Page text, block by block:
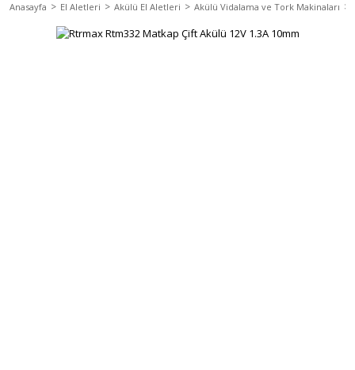
Anasayfa El Aletleri Akülü El Aletleri Akülü Vidalama ve Tork Makinaları